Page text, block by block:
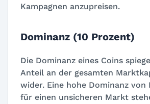
Kampagnen anzupreisen.
Dominanz (10 Prozent)
Die Dominanz eines Coins
Anteil an der gesamten
wider. Eine hohe Dominanz von
für einen unsicheren Markt